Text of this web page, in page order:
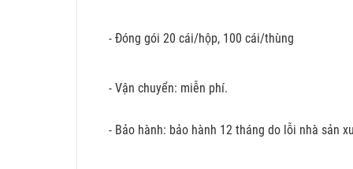
- Đóng gói 20 cái/hộp, 100 cái/thùng
- Vận chuyển: miễn phí.
- Bảo hành: bảo hành 12 tháng do lỗi nhà sản